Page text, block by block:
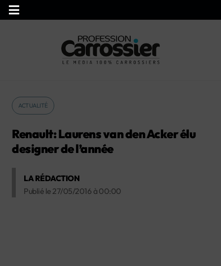
ACTUALITÉ
Renault: Laurens van den Acker élu
designer de l’année
LA RÉDACTION
Publié le 27/05/2016 à 00:00